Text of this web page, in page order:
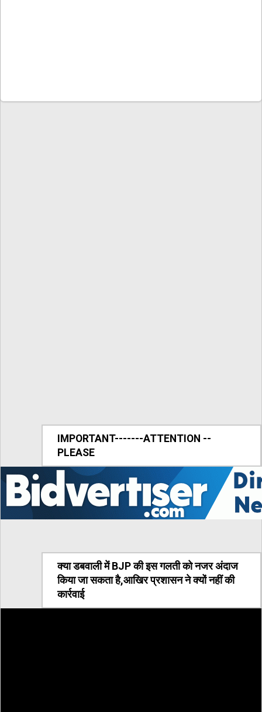
IMPORTANT-------ATTENTION --
PLEASE
क्या डबवाली में BJP की इस गलती को नजर अंदाज
किया जा सकता है,आखिर प्रशासन ने क्यों नहीं की
कार्रवाई